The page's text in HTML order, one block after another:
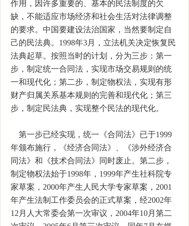
作用，因许多重要的、基本的民法制度的欠
缺，不能适应市场经济和社会生活对法律调整
的要求。中国要建设法治国家，当然要制定自
己的民法典。1998年3月，立法机关决定恢复民
法典起草。按照当时的计划，分为三步：第一
步，制定统一合同法，实现市场交易规则的统
一和现代化；第二步，制定物权法，实现有形
财产归属关系基本规则的完善和现代化；第三
步，制定民法典，实现整个民法的现代化。
第一步已经实现，统一《合同法》已于1999
年颁布施行，《经济合同法》、《涉外经济合
同法》和《技术合同法》同时废止。第二步，
制定物权法始于1998年，1999年产生社科院专
家草案，2000年产生人民大学专家草案，2001
年产生法制工作委员会的正式草案，经2002年
12月人大常委会第一次审议，2004年10月第二